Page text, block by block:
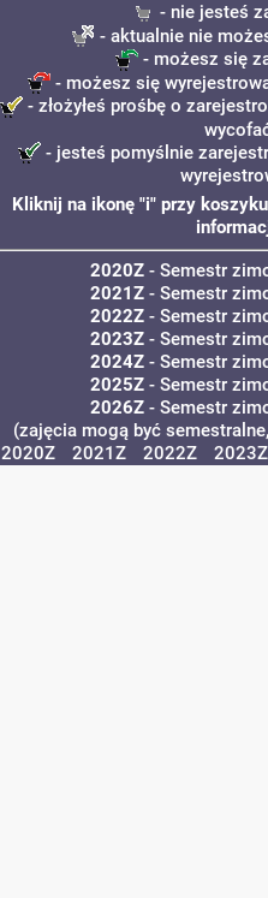
- nie jesteś
- aktualnie nie
- możesz się
- możesz się
- złożyłeś prośbę o
- jesteś pomyślnie
Kliknij na ikonę "i" przy
2020Z- Semestr
2021Z- Semestr
2022Z- Semestr
2023Z- Semestr
2024Z- Semestr
2025Z- Semestr
2026Z- Semestr
(zajęcia mogą być
2020Z
2021Z 2022Z 2023Z